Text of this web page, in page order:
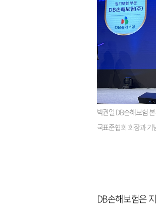
박권일 DB손해보험
국표준협회 회장과 기
DB손해보험은